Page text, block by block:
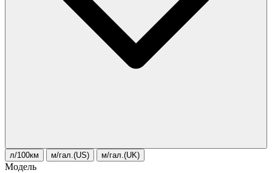
л/100км м/гал.(US) м/гал.(UK)
Модель